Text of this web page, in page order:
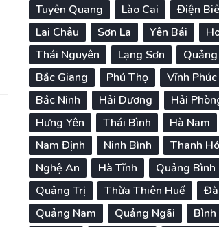
Tuyên Quang
Lào Cai
Điện
Lai Châu
Sơn La Yên Bái
Thái Nguyên
Lạng Sơn
Bắc Giang
Phú Thọ
Vĩnh Phúc
Bắc Ninh
Hải Dương
Hải
Hưng Yên
Thái Bình
Hà Nam
Nam Định
Ninh Bình
Thanh
Nghệ An
Hà Tĩnh
Quảng Bình
Quảng Trị
Thừa Thiên Huế
Quảng Nam
Quảng Ngãi